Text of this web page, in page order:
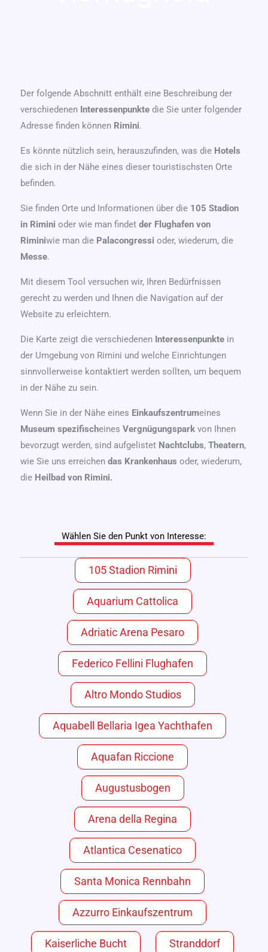
Der folgende Abschnitt enthält eine Beschreibung der
verschiedenen Interessenpunkte die Sie unter folgender
Adresse finden können Rimini.
Es könnte nützlich sein, herauszufinden, was die Hotels
die sich in der Nähe eines dieser touristischsten Orte
befinden.
Sie finden Orte und Informationen über die 105 Stadion
in Rimini oder wie man findet der Flughafen von
Riminiwie man die Palacongressi oder, wiederum, die
Messe.
Mit diesem Tool versuchen wir, Ihren Bedürfnissen
gerecht zu werden und Ihnen die Navigation auf der
Website zu erleichtern.
Die Karte zeigt die verschiedenen Interessenpunkte in
der Umgebung von Rimini und welche Einrichtungen
sinnvollerweise kontaktiert werden sollten, um bequem
in der Nähe zu sein.
Wenn Sie in der Nähe eines Einkaufszentrumeines
Museum spezifischeines Vergnügungspark von Ihnen
bevorzugt werden, sind aufgelistet Nachtclubs, Theatern,
wie Sie uns erreichen das Krankenhaus oder, wiederum,
die Heilbad von Rimini.
Wählen Sie den Punkt von Interesse:
105 Stadion Rimini
Aquarium Cattolica
Adriatic Arena Pesaro
Federico Fellini Flughafen
Altro Mondo Studios
Aquabell Bellaria Igea Yachthafen
Aquafan Riccione
Augustusbogen
Arena della Regina
Atlantica Cesenatico
Santa Monica Rennbahn
Azzurro Einkaufszentrum
Kaiserliche Bucht Stranddorf